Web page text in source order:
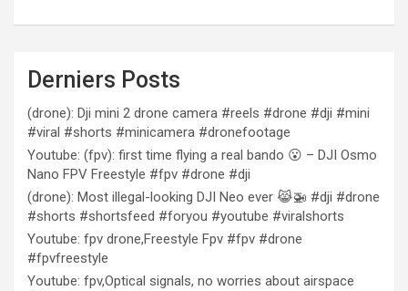
Derniers Posts
(drone): Dji mini 2 drone camera #reels #drone #dji #mini
#viral #shorts #minicamera #dronefootage
Youtube: (fpv): first time flying a real bando 😮 – DJI Osmo
Nano FPV Freestyle #fpv #drone #dji
(drone): Most illegal-looking DJI Neo ever 😹🚁 #dji #drone
#shorts #shortsfeed #foryou #youtube #viralshorts
Youtube: fpv drone,Freestyle Fpv #fpv #drone
#fpvfreestyle
Youtube: fpv,Optical signals, no worries about airspace